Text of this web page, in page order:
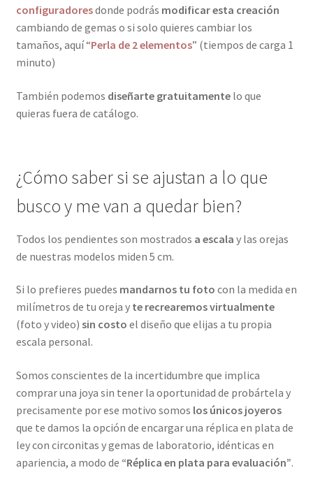
configuradoresdonde podrás modificar esta creación
cambiando de gemas o si solo quieres cambiar los
tamaños, aquí “Perla de 2 elementos” (tiempos de carga 1
minuto)
También podemos diseñarte gratuitamentelo que
quieras fuera de catálogo.
¿Cómo saber si se ajustan a lo que
busco y me van a quedar bien?
Todos los pendientes son mostrados a escala y las orejas
de nuestras modelos miden 5 cm.
Si lo prefieres puedes mandarnos tu foto con la medida en
milímetros de tu oreja y te recrearemos virtualmente
(foto y video) sin costo el diseño que elijas a tu propia
escala personal.
Somos conscientes de la incertidumbre que implica
comprar una joya sin tener la oportunidad de probártela y
precisamente por ese motivo somos los únicos joyeros
que te damos la opción de encargar una réplica en plata de
ley con circonitas y gemas de laboratorio, idénticas en
apariencia, a modo de “Réplica en plata para evaluación”.